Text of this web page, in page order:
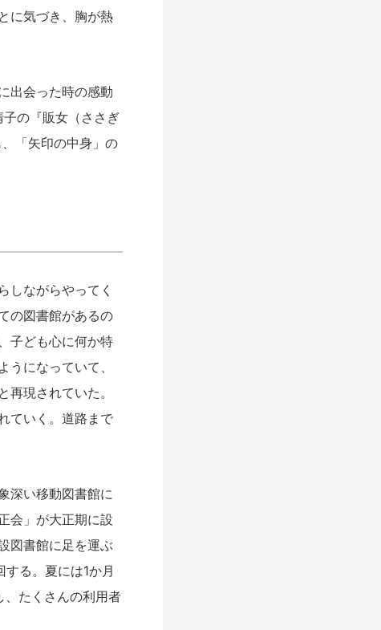
に気づき、胸が熱
出会った時の感動
の『販女（ささぎ
「矢印の中身」の
しながらやってく
の図書館があるの
子ども心に何か特
になっていて、
現されていた。
ていく。道路まで
深い移動図書館に
会」が大正期に設
図書館に足を運ぶ
る。夏には1か月
、たくさんの利用者